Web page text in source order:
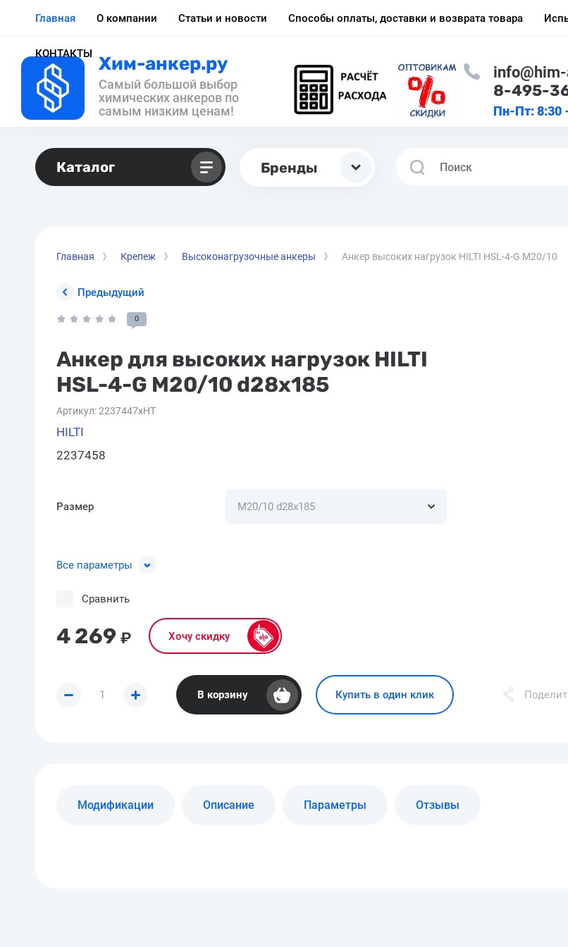
Главная О компании Статьи и новости Способы оплаты, доставки и возврата товара
КОНТАКТЫ Хим-анкер.ру
Самый большой выбор
химических анкеров по
самым низким ценам!
8-495-
Пн-Пт: 8:30
Каталог Бренды
Главная Крепеж Высоконагрузочные анкеры Анкер высоких нагрузок HILTI HSL-4-G M20/10
Предыдущий
0
Анкер для высоких нагрузок HILTI
HSL-4-G M20/10 d28x185
Артикул:2237447xHT
HILTI
2237458
Размер
Все параметры
4 269 ₽ Хочу скидку
Сравнить
В корзину Купить в один клик
Модификации Описание Параметры Отзывы